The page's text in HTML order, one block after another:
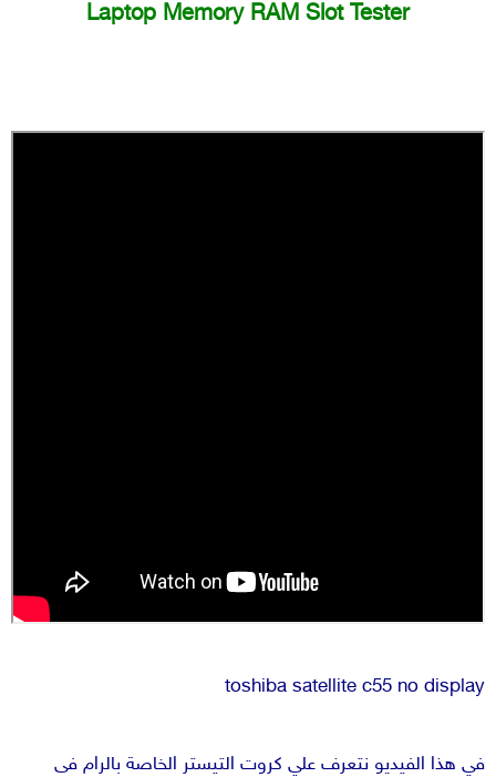
Laptop Memory RAM Slot Tester
toshiba satellite c55 no display
في هذا الفيديو نتعرف علي كروت التيستر الخاصة بالرام فى